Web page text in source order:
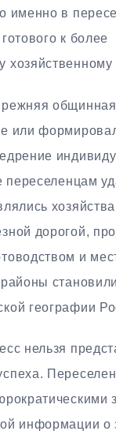
именно в
к более
общинная
или
переселенцам
дорогой,
и
географии
нельзя
информации о